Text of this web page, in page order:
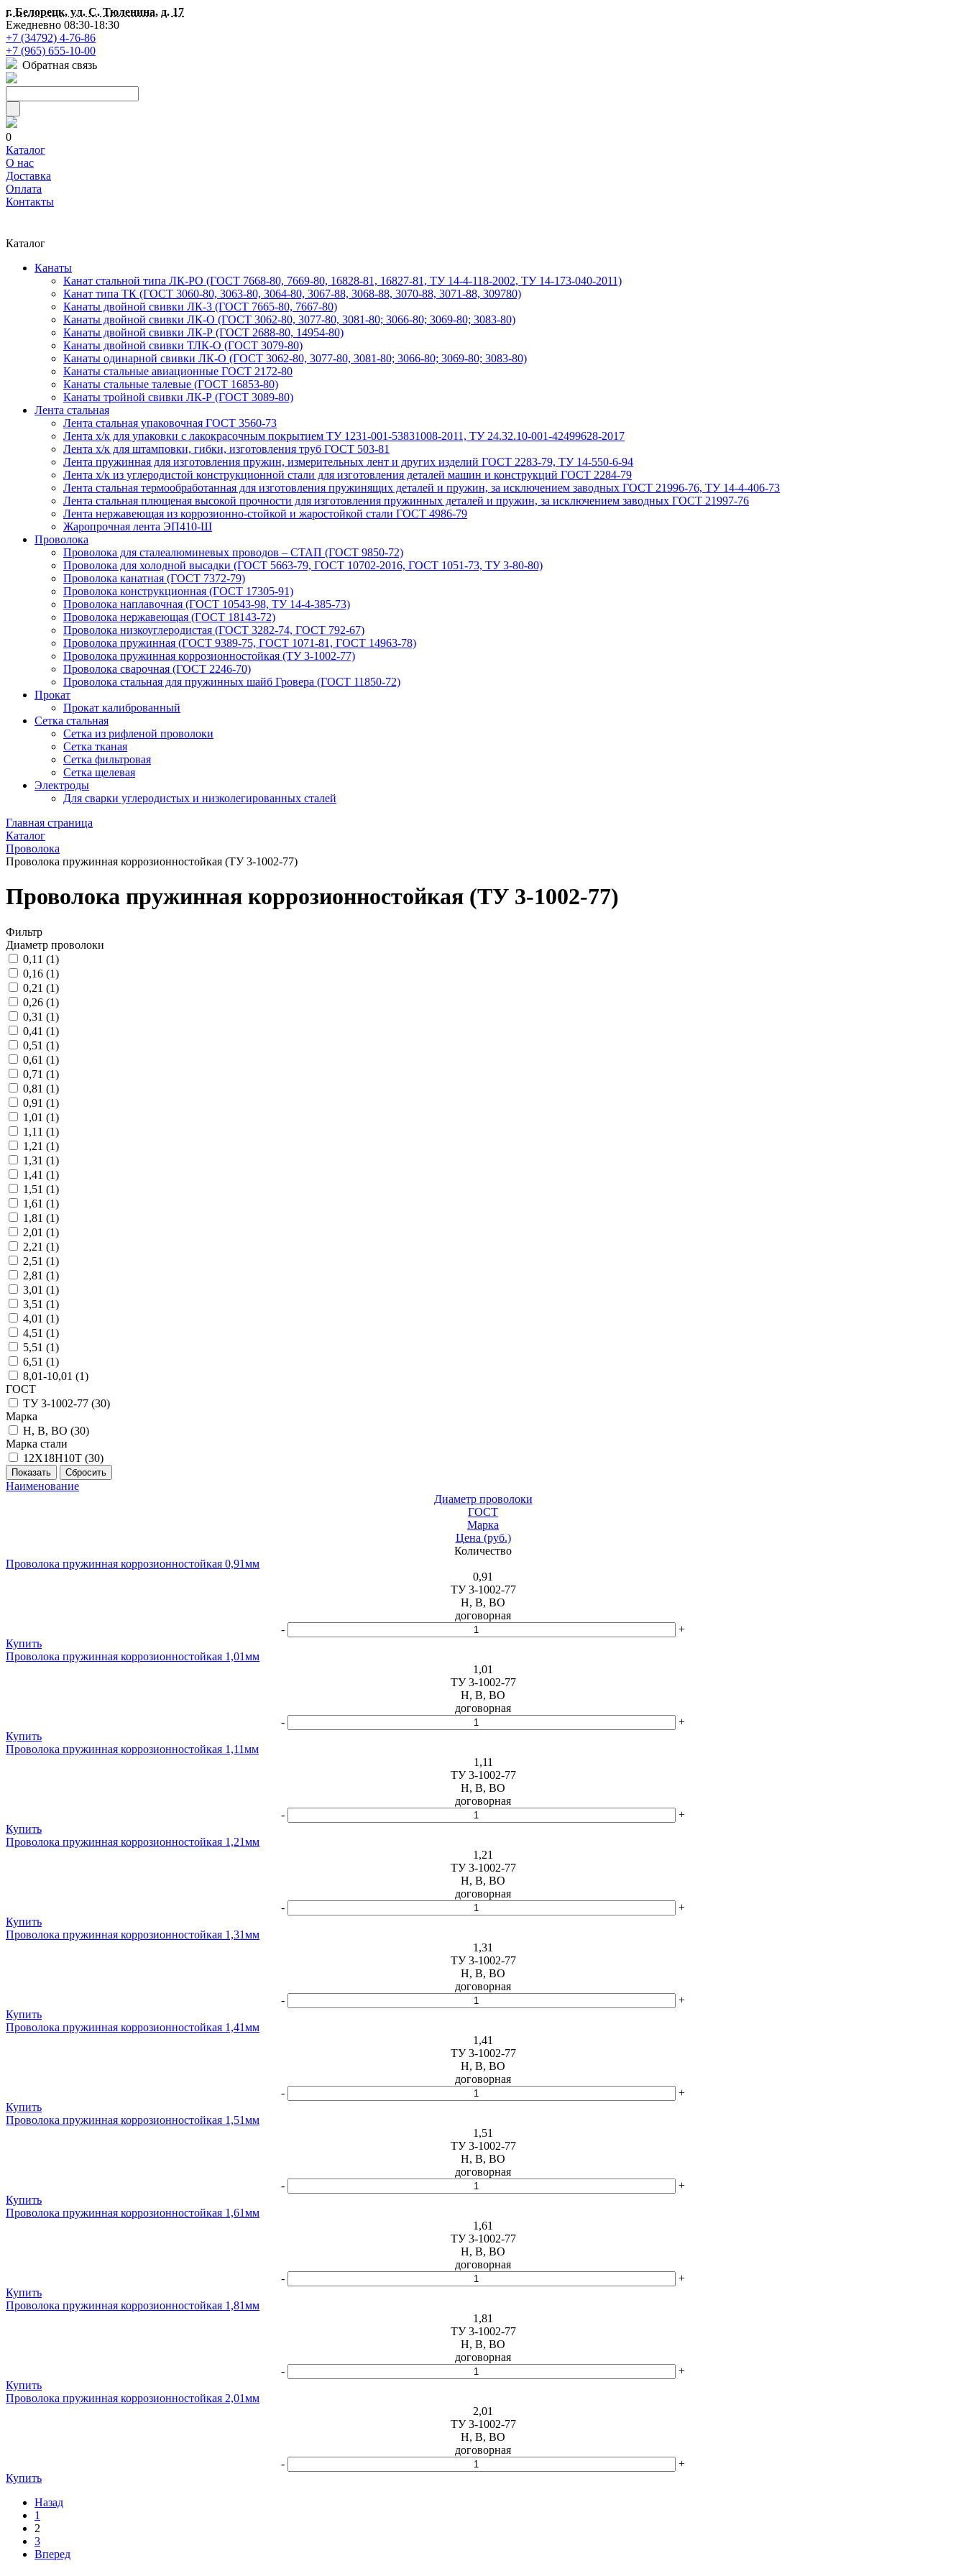
г. Белорецк, ул. С. Тюленина, д. 17
Ежедневно 08:30-18:30
+7 (34792) 4-76-86
+7 (965) 655-10-00
Обратная связь
0
Каталог
О нас
Доставка
Оплата
Контакты
Каталог
Канаты
Канат стальной типа ЛК-РО (ГОСТ 7668-80, 7669-80, 16828-81, 16827-81, ТУ 14-4-118-2002, ТУ 14-173-040-2011)
Канат типа ТК (ГОСТ 3060-80, 3063-80, 3064-80, 3067-88, 3068-88, 3070-88, 3071-88, 309780)
Канаты двойной свивки ЛК-3 (ГОСТ 7665-80, 7667-80)
Канаты двойной свивки ЛК-О (ГОСТ 3062-80, 3077-80, 3081-80; 3066-80; 3069-80; 3083-80)
Канаты двойной свивки ЛК-Р (ГОСТ 2688-80, 14954-80)
Канаты двойной свивки ТЛК-О (ГОСТ 3079-80)
Канаты одинарной свивки ЛК-О (ГОСТ 3062-80, 3077-80, 3081-80; 3066-80; 3069-80; 3083-80)
Канаты стальные авиационные ГОСТ 2172-80
Канаты стальные талевые (ГОСТ 16853-80)
Канаты тройной свивки ЛК-Р (ГОСТ 3089-80)
Лента стальная
Лента стальная упаковочная ГОСТ 3560-73
Лента х/к для упаковки с лакокрасочным покрытием ТУ 1231-001-53831008-2011, ТУ 24.32.10-001-42499628-2017
Лента х/к для штамповки, гибки, изготовления труб ГОСТ 503-81
Лента пружинная для изготовления пружин, измерительных лент и других изделий ГОСТ 2283-79, ТУ 14-550-6-94
Лента х/к из углеродистой конструкционной стали для изготовления деталей машин и конструкций ГОСТ 2284-79
Лента стальная термообработанная для изготовления пружинящих деталей и пружин, за исключением заводных ГОСТ 21996-76, ТУ 14-4-406-73
Лента стальная плющеная высокой прочности для изготовления пружинных деталей и пружин, за исключением заводных ГОСТ 21997-76
Лента нержавеющая из коррозионно-стойкой и жаростойкой стали ГОСТ 4986-79
Жаропрочная лента ЭП410-Ш
Проволока
Проволока для сталеалюминевых проводов – СТАП (ГОСТ 9850-72)
Проволока для холодной высадки (ГОСТ 5663-79, ГОСТ 10702-2016, ГОСТ 1051-73, ТУ 3-80-80)
Проволока канатная (ГОСТ 7372-79)
Проволока конструкционная (ГОСТ 17305-91)
Проволока наплавочная (ГОСТ 10543-98, ТУ 14-4-385-73)
Проволока нержавеющая (ГОСТ 18143-72)
Проволока низкоуглеродистая (ГОСТ 3282-74, ГОСТ 792-67)
Проволока пружинная (ГОСТ 9389-75, ГОСТ 1071-81, ГОСТ 14963-78)
Проволока пружинная коррозионностойкая (ТУ 3-1002-77)
Проволока сварочная (ГОСТ 2246-70)
Проволока стальная для пружинных шайб Гровера (ГОСТ 11850-72)
Прокат
Прокат калиброванный
Сетка стальная
Сетка из рифленой проволоки
Сетка тканая
Сетка фильтровая
Сетка щелевая
Электроды
Для сварки углеродистых и низколегированных сталей
Главная страница
Каталог
Проволока
Проволока пружинная коррозионностойкая (ТУ 3-1002-77)
Проволока пружинная коррозионностойкая (ТУ 3-1002-77)
Фильтр
Диаметр проволоки
0,11 (1)
0,16 (1)
0,21 (1)
0,26 (1)
0,31 (1)
0,41 (1)
0,51 (1)
0,61 (1)
0,71 (1)
0,81 (1)
0,91 (1)
1,01 (1)
1,11 (1)
1,21 (1)
1,31 (1)
1,41 (1)
1,51 (1)
1,61 (1)
1,81 (1)
2,01 (1)
2,21 (1)
2,51 (1)
2,81 (1)
3,01 (1)
3,51 (1)
4,01 (1)
4,51 (1)
5,51 (1)
6,51 (1)
8,01-10,01 (1)
ГОСТ
ТУ 3-1002-77 (30)
Марка
Н, В, ВО (30)
Марка стали
12Х18Н10Т (30)
Наименование
Диаметр проволоки
ГОСТ
Марка
Цена (руб.)
Количество
Проволока пружинная коррозионностойкая 0,91мм
0,91
ТУ 3-1002-77
Н, В, ВО
договорная
-
+
Купить
Проволока пружинная коррозионностойкая 1,01мм
1,01
ТУ 3-1002-77
Н, В, ВО
договорная
-
+
Купить
Проволока пружинная коррозионностойкая 1,11мм
1,11
ТУ 3-1002-77
Н, В, ВО
договорная
-
+
Купить
Проволока пружинная коррозионностойкая 1,21мм
1,21
ТУ 3-1002-77
Н, В, ВО
договорная
-
+
Купить
Проволока пружинная коррозионностойкая 1,31мм
1,31
ТУ 3-1002-77
Н, В, ВО
договорная
-
+
Купить
Проволока пружинная коррозионностойкая 1,41мм
1,41
ТУ 3-1002-77
Н, В, ВО
договорная
-
+
Купить
Проволока пружинная коррозионностойкая 1,51мм
1,51
ТУ 3-1002-77
Н, В, ВО
договорная
-
+
Купить
Проволока пружинная коррозионностойкая 1,61мм
1,61
ТУ 3-1002-77
Н, В, ВО
договорная
-
+
Купить
Проволока пружинная коррозионностойкая 1,81мм
1,81
ТУ 3-1002-77
Н, В, ВО
договорная
-
+
Купить
Проволока пружинная коррозионностойкая 2,01мм
2,01
ТУ 3-1002-77
Н, В, ВО
договорная
-
+
Купить
Назад
1
2
3
Вперед